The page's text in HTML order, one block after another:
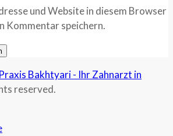
und Website in diesem Browser
Kommentar speichern.
Praxis Bakhtyari - Ihr Zahnarzt in
reserved.